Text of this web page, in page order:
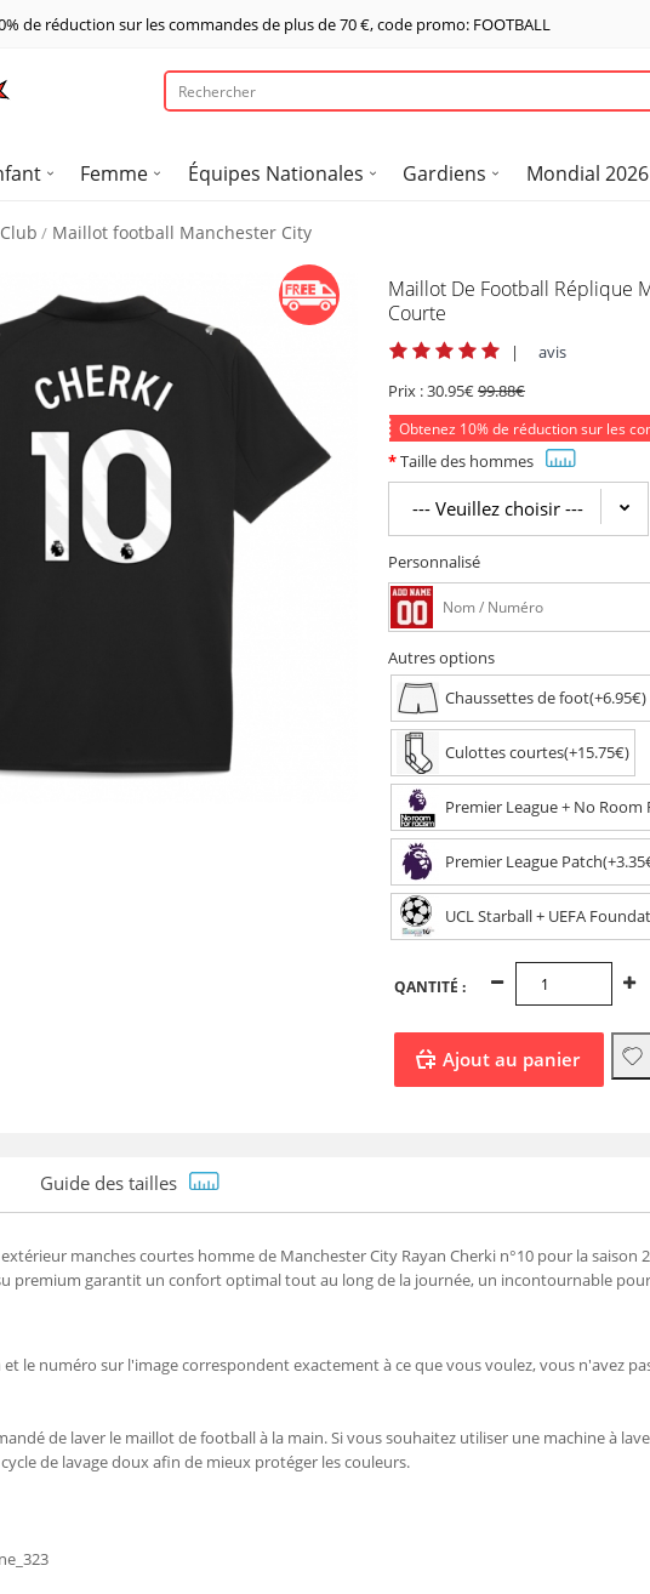
de réduction sur les commandes de plus de70 €, code promo: FOOTBALL
Femme Équipes Nationales Gardiens Mondial
Club Maillot football Manchester City
Maillot De Football Réplique
Courte
|
avis
Prix :30.95€99.88€
Obtenez 10%de réduction sur les
Taille des hommes
Personnalisé
Autres options
Chaussettes de foot(+6.95€)
Culottes courtes(+15.75€)
Premier League + No Room
Premier League
UCL Starball + UEFA
QANTITÉ :
Guide des tailles
manches courtes homme de Manchester City Rayan Cherki n°10 pour la
premium garantit un confort optimal tout au long de la journée, un incontournable pour
le numéro sur l'image correspondent exactement à ce que vous voulez, vous n'avez
de laver le maillot de football à la main. Si vous souhaitez utiliser une machine à
de lavage doux afin de mieux protéger les couleurs.